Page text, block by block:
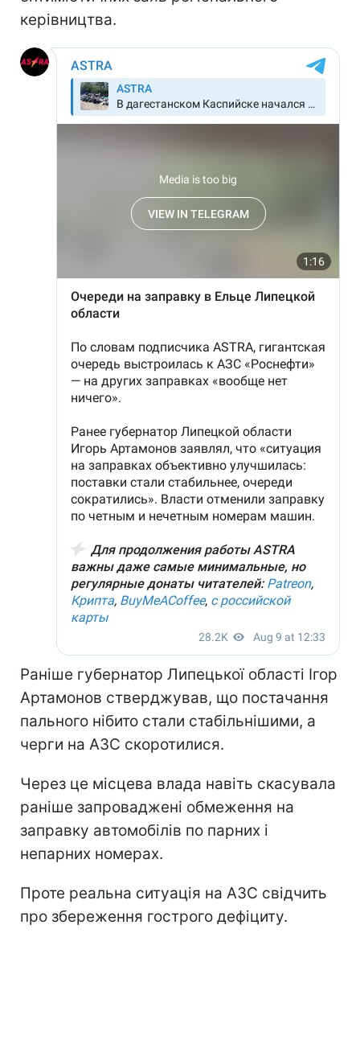
керівництва.
Раніше губернатор Липецької області Ігор
Артамонов стверджував, що постачання
пального нібито стали стабільнішими, а
черги на АЗС скоротилися.
Через це місцева влада навіть скасувала
раніше запроваджені обмеження на
заправку автомобілів по парних і
непарних номерах.
Проте реальна ситуація на АЗС свідчить
про збереження гострого дефіциту.